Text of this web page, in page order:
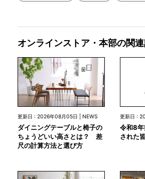
オンラインストア・本部の関
更新日 : 2026年08月05日 | NEWS
ダイニングテーブルと椅子の
ちょうどいい高さとは？ 差
尺の計算方法と選び方
更新日 :
令和8年
された